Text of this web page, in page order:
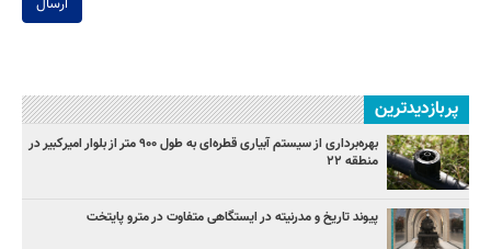
ارسال
پربازدیدترین
بهره‌برداری از سیستم آبیاری قطره‌ای به طول ۹۰۰ متر از بلوار امیرکبیر در
منطقه ۲۲
پیوند تاریخ و مدرنیته در ایستگاهی متفاوت در مترو پایتخت